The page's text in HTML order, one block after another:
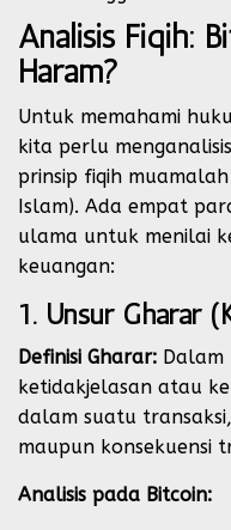
Analisis Fiqih:
Haram?
Untuk memahami
kita perlu
prinsip fiqih
Islam). Ada empat
ulama untuk menilai
keuangan:
1. Unsur Gharar
Definisi Gharar:
ketidakjelasan atau
dalam suatu
maupun konsekuensi
Analisis pada Bitcoin: